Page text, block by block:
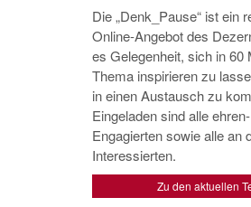
Die „Denk_Pause“ ist ein
Online-Angebot des
es Gelegenheit, sich in
Thema inspirieren zu
in einen Austausch zu
Eingeladen sind alle
Engagierten sowie alle an
Interessierten.
Zu den aktuellen